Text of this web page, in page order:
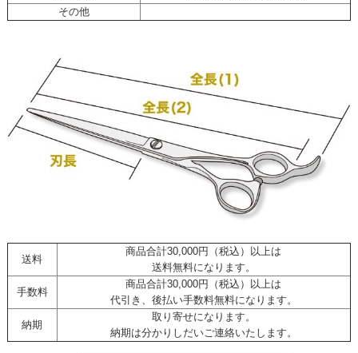
その他
送料
商品合計30,000円（税込）以上は
送料無料になります。
手数料
商品合計30,000円（税込）以上は
代引き、後払い手数料無料になります。
納期
取り寄せになります。
納期は分かりしだいご連絡いたします。